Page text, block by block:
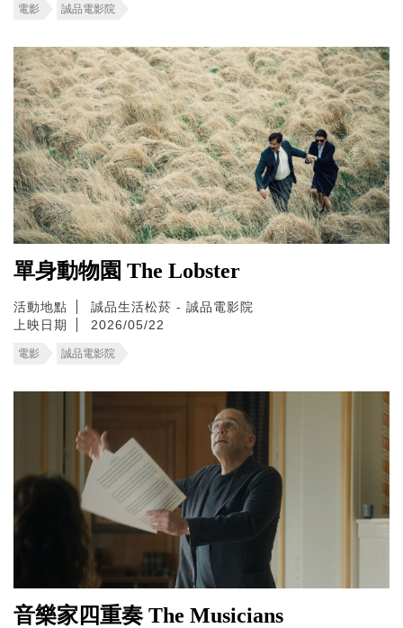
電影 誠品電影院
單身動物園 The Lobster
活動地點
誠品生活松菸 - 誠品電影院
上映日期
2026/05/22
電影 誠品電影院
音樂家四重奏 The Musicians